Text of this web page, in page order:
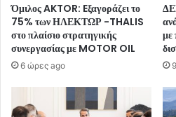
Όμιλος AKTOR: Eξαγοράζει το
75% των ΗΛΕΚΤΩΡ -THALIS
στο πλαίσιο στρατηγικής
συνεργασίας με MOTOR OIL
6 ώρες ago
με